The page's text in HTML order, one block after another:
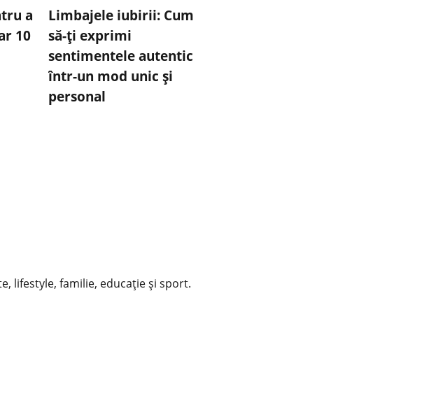
a
10
Limbajele iubirii: Cum
să-ți exprimi
sentimentele autentic
într-un mod unic și
personal
lifestyle, familie, educație și sport.